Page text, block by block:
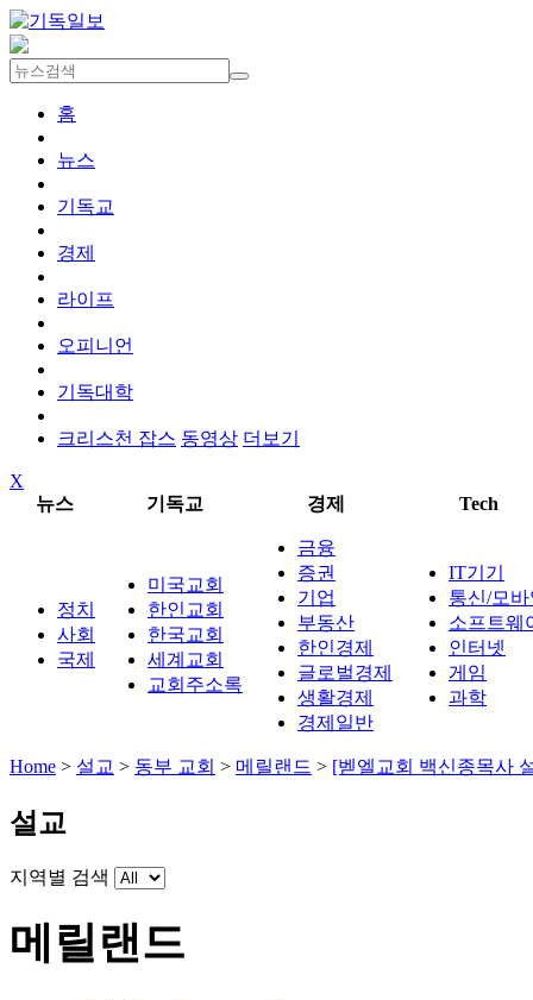
홈
뉴스
기독교
경제
라이프
오피니언
기독대학
크리스천 잡스 동영상 더보기
X
뉴스
기독교 경제 Tech
정치
사회
국제
미국교회
한인교회
한국교회
세계교회
교회주소록
금융
증권
기업
부동산
한인경제
글로벌경제
생활경제
경제일반
IT기기
통신/모
소프트웨
인터넷
게임
과학
Home > 설교 > 동부 교회 > 메릴랜드 > [벧엘교회 백신종목사
설교
지역별 검색
메릴랜드